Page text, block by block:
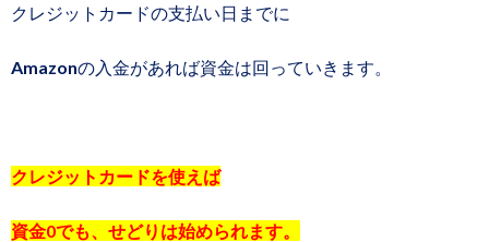
クレジットカードの支払い日までに
Amazonの入金があれば資金は回っていきます。
クレジットカードを使えば
資金0でも、せどりは始められます。